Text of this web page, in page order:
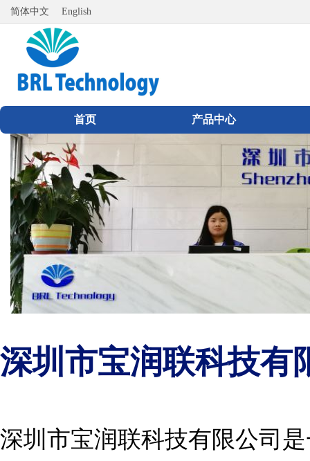
简体中文 English
首页 产品中心
深圳市宝润联科技有
深圳市宝润联科技有限公司